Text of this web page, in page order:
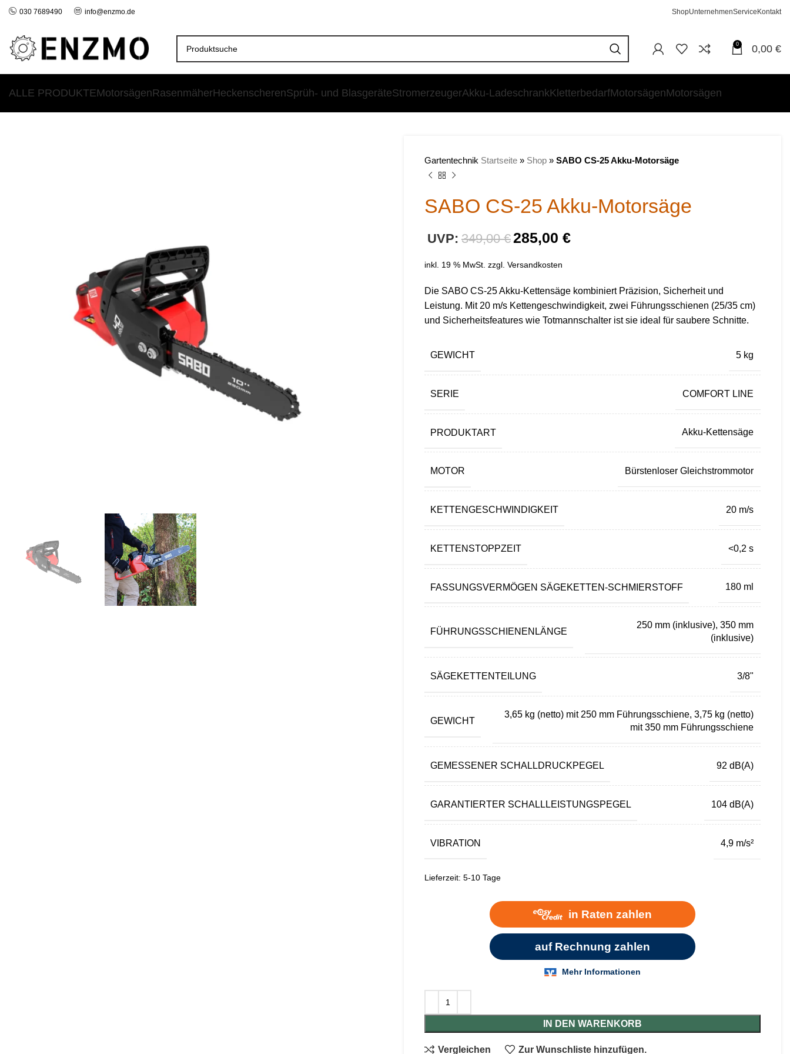
030 7689490 info@enzmo.de ShopUnternehmenService Kontakt
0 0,00 €
ALLE PRODUKTEMotorsägenRasenmäherHeckenscherenSprüh- und BlasgeräteStromerzeugerAkku-LadeschrankKletterbedarfMotorsägenMotorsägen
Gartentechnik Startseite » Shop » SABO CS-25 Akku-Motorsäge
SABO CS-25 Akku-Motorsäge
349,00€285,00 €
inkl. 19 % MwSt. zzgl. Versandkosten
Die SABO CS-25 Akku-Kettensäge kombiniert Präzision, Sicherheit und
Leistung. Mit 20 m/s Kettengeschwindigkeit, zwei Führungsschienen (25/35 cm)
und Sicherheitsfeatures wie Totmannschalter ist sie ideal für saubere Schnitte.
GEWICHT 5 kg
SERIE COMFORT LINE
PRODUKTART Akku-Kettensäge
MOTOR Bürstenloser Gleichstrommotor
KETTENGESCHWINDIGKEIT 20 m/s
KETTENSTOPPZEIT <0,2 s
FASSUNGSVERMÖGEN SÄGEKETTEN-SCHMIERSTOFF 180 ml
FÜHRUNGSSCHIENENLÄNGE
250 mm (inklusive), 350 mm
(inklusive)
SÄGEKETTENTEILUNG 3/8"
GEWICHT
3,65 kg (netto) mit 250 mm Führungsschiene, 3,75 kg (netto)
mit 350 mm Führungsschiene
GEMESSENER SCHALLDRUCKPEGEL 92 dB(A)
GARANTIERTER SCHALLLEISTUNGSPEGEL 104 dB(A)
VIBRATION 4,9 m/s²
Lieferzeit: 5-10 Tage
IN DEN WARENKORB
Vergleichen Zur Wunschliste hinzufügen.